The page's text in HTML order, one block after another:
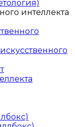
интеллекта